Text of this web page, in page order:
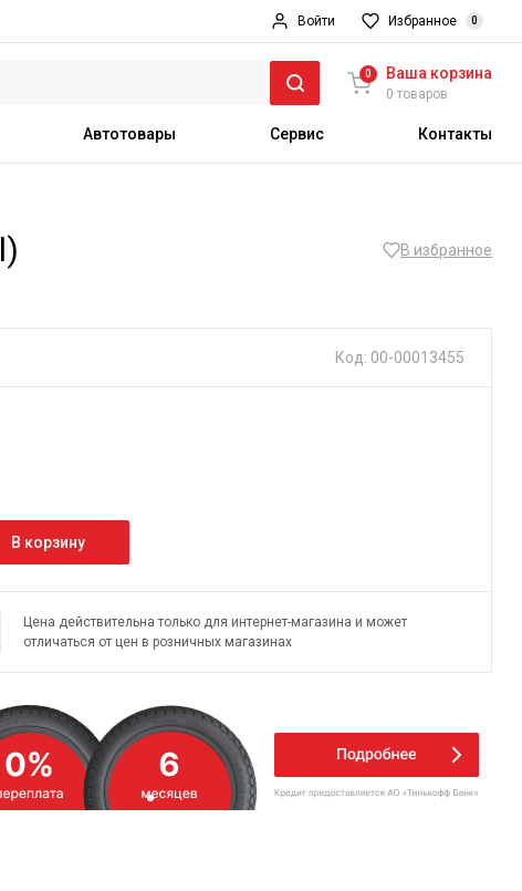
Войти Избранное 0
0 Ваша корзина
0 товаров
Автотовары Сервис Контакты
В избранное
Код: 00-00013455
В корзину
Цена действительна только для интернет-магазина и может
отличаться от цен в розничных магазинах